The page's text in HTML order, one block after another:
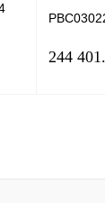
244
Купить